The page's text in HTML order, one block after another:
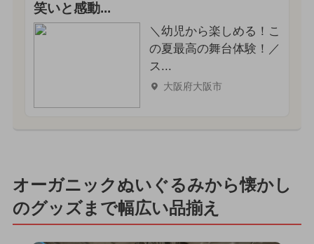
笑いと感動...
＼幼児から楽しめる！こ
の夏最高の舞台体験！／
ス...
大阪府大阪市
オーガニックぬいぐるみから懐かし
のグッズまで幅広い品揃え